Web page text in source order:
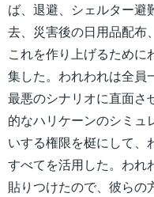
ば、退避、シェルター避
去、災害後の日用品配布
これを作り上げるために
集した。われわれは全員
最悪のシナリオに直面さ
的なハリケーンのシミュ
いする権限を梃にして、
すべてを活用した。われ
貼りつけたので、彼らの